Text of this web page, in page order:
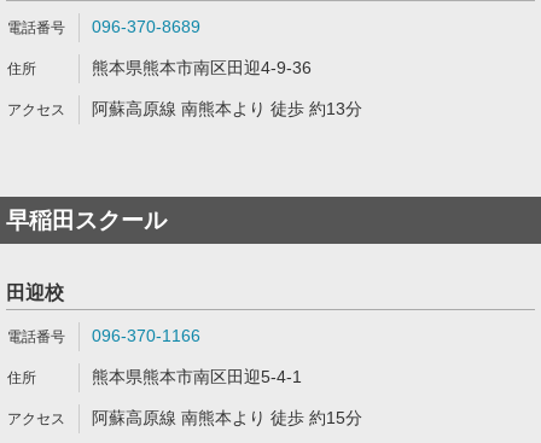
096-370-8689
熊本県熊本市南区田迎4-9-36
阿蘇高原線 南熊本より 徒歩 約13分
早稲田スクール
田迎校
096-370-1166
熊本県熊本市南区田迎5-4-1
阿蘇高原線 南熊本より 徒歩 約15分